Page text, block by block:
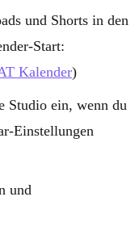
und Shorts in den
Start:
Kalender)
Studio ein, wenn du
Einstellungen
und